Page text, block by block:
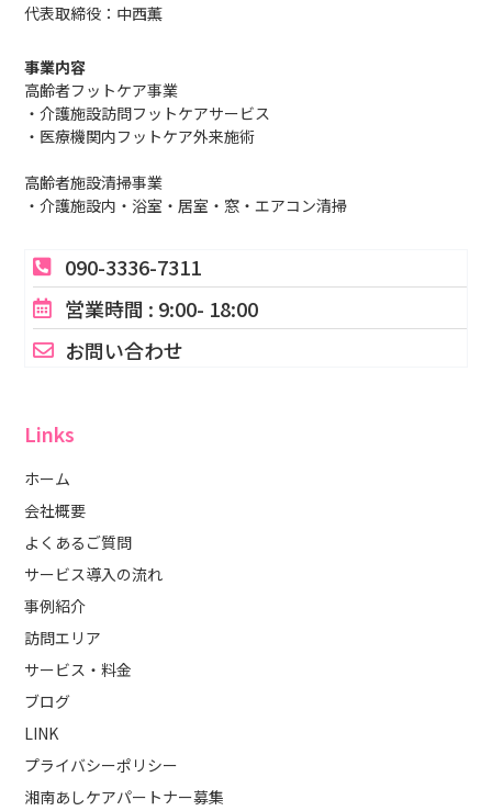
Links
ホーム
会社概要
よくあるご質問
サービス導入の流れ
事例紹介
訪問エリア
サービス・料金
ブログ
LINK
プライバシーポリシー
湘南あしケアパートナー募集
代表取締役：中西薫
事業内容
高齢者フットケア事業
・介護施設訪問フットケアサービス
・医療機関内フットケア外来施術
高齢者施設清掃事業
・介護施設内・浴室・居室・窓・エアコン清掃
090-3336-7311
営業時間 : 9:00- 18:00
お問い合わせ